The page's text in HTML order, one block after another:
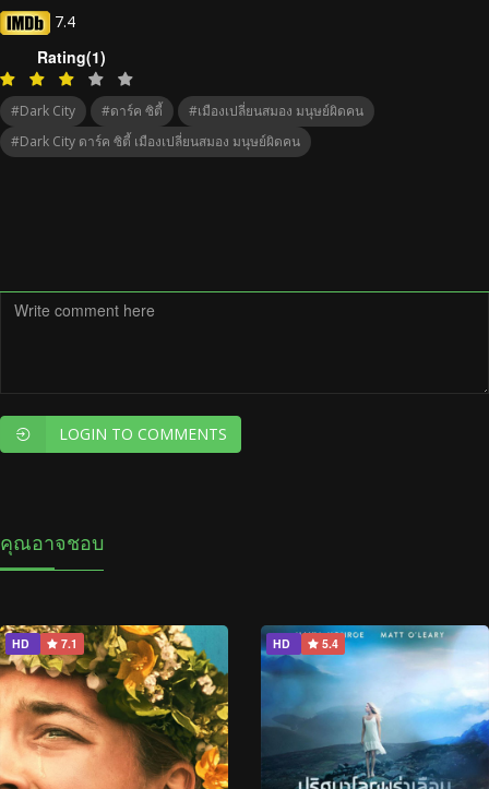
7.4
Rating(1)
#Dark City #ดาร์ค ซิตี้
#เมืองเปลี่ยนสมอง มนุษย์ผิดคน
#Dark City ดาร์ค ซิตี้ เมืองเปลี่ยนสมอง มนุษย์ผิดคน
LOGIN TO COMMENTS
คุณอาจชอบ
HD 7.1 HD 5.4